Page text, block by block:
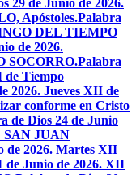
29 de Junio de 2026.
Apóstoles.Palabra
DEL TIEMPO
de 2026.
SOCORRO.Palabra
de Tiempo
2026. Jueves XII de
conforme en Cristo
de Dios 24 de Junio
SAN JUAN
de 2026. Martes XII
de Junio de 2026. XII